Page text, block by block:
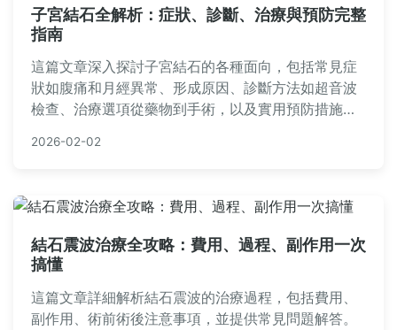
子宮結石全解析：症狀、診斷、治療與預防完整
指南
這篇文章深入探討子宮結石的各種面向，包括常見症
狀如腹痛和月經異常、形成原因、診斷方法如超音波
檢查、治療選項從藥物到手術，以及實用預防措施。
石，並在就醫前後做出明智決策。內容基於真實案例
2026-02-02
結石震波治療全攻略：費用、過程、副作用一次
搞懂
這篇文章詳細解析結石震波的治療過程，包括費用、
副作用、術前術後注意事項，並提供常見問題解答。